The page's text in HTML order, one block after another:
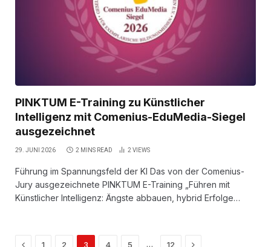
PINKTUM E-Training zu Künstlicher
Intelligenz mit Comenius-EduMedia-Siegel
ausgezeichnet
29. JUNI 2026 2 MINS READ 2 VIEWS
Führung im Spannungsfeld der KI Das von der Comenius-
Jury ausgezeichnete PINKTUM E-Training „Führen mit
Künstlicher Intelligenz: Ängste abbauen, hybrid Erfolge…
Previous
1 2 3 4 5 … 12 Next